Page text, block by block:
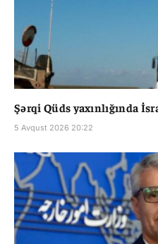
Şərqi Qüds yaxınlığında
5 Avqust 2026 20:22